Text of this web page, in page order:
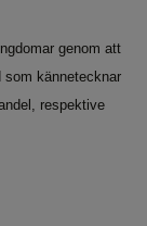
genom att
som kännetecknar
respektive